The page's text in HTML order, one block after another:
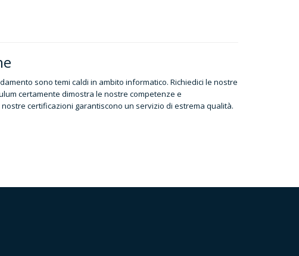
sono temi caldi in ambito informatico. Richiedici le nostre
certamente dimostra le nostre competenze e
certificazioni garantiscono un servizio di estrema qualità.